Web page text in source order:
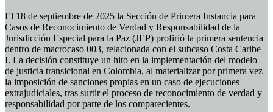
El 18 de septiembre de 2025 la Sección de Primera Instancia para
Casos de Reconocimiento de Verdad y Responsabilidad de la
Jurisdicción Especial para la Paz (JEP) profirió la primera sentencia
dentro de macrocaso 003, relacionada con el subcaso Costa Caribe
I. La decisión constituye un hito en la implementación del modelo
de justicia transicional en Colombia, al materializar por primera vez
la imposición de sanciones propias en un caso de ejecuciones
extrajudiciales, tras surtir el proceso de reconocimiento de verdad y
responsabilidad por parte de los comparecientes.